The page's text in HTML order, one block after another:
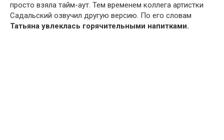
просто взяла тайм-аут. Тем временем коллега артистки
Садальский озвучил другую версию. По его словам
Татьяна увлеклась горячительными напитками.